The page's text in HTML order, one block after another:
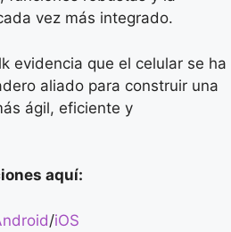
vez más integrado.
evidencia que el celular se ha
aliado para construir una
ágil, eficiente y
aquí:
/iOS